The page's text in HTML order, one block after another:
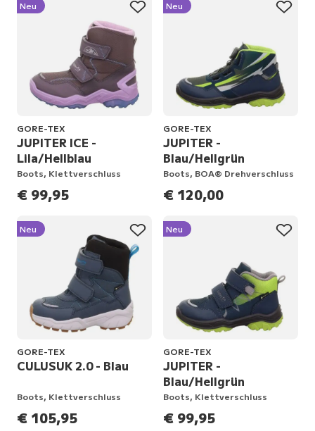
Neu
GORE-TEX
JUPITER ICE -
Lila/Hellblau
Boots, Klettverschluss
€ 99,95
Neu
GORE-TEX
JUPITER -
Blau/Hellgrün
Boots, BOA® Drehverschluss
€ 120,00
Neu
GORE-TEX
CULUSUK 2.0 - Blau
Boots, Klettverschluss
€ 105,95
Neu
GORE-TEX
JUPITER -
Blau/Hellgrün
Boots, Klettverschluss
€ 99,95